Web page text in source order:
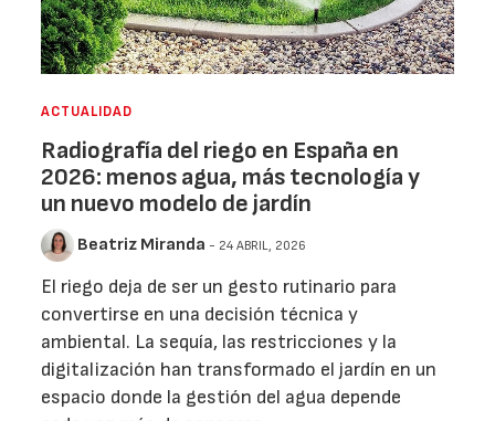
ACTUALIDAD
Radiografía del riego en España en
2026: menos agua, más tecnología y
un nuevo modelo de jardín
Beatriz Miranda - 24 ABRIL, 2026
El riego deja de ser un gesto rutinario para
convertirse en una decisión técnica y
ambiental. La sequía, las restricciones y la
digitalización han transformado el jardín en un
espacio donde la gestión del agua depende